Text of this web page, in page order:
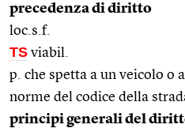
precedenza di diritto
loc.s.f.
TS viabil.
p. che spetta a un veicolo o
norme del codice della
principi generali del